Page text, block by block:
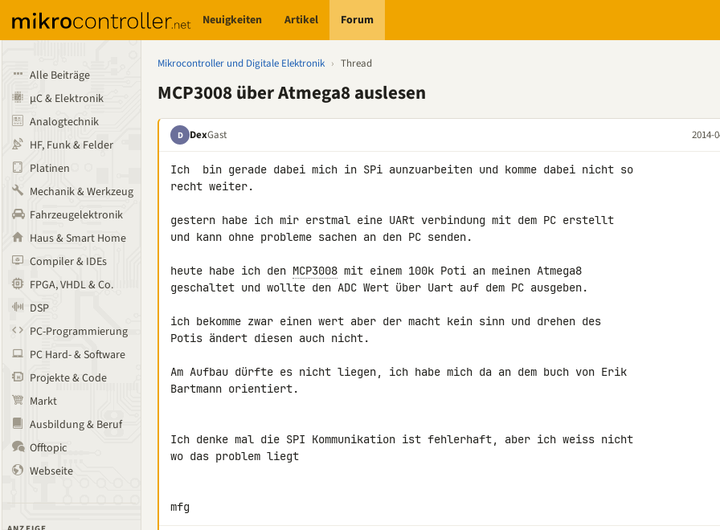
Neuigkeiten Artikel Forum
Alle Beiträge
µC & Elektronik
Analogtechnik
HF, Funk & Felder
Platinen
Mechanik & Werkzeug
Fahrzeugelektronik
Haus & Smart Home
Compiler & IDEs
FPGA, VHDL & Co.
DSP
PC-Programmierung
PC Hard- & Software
Projekte & Code
Markt
Ausbildung & Beruf
Offtopic
Webseite
Mikrocontroller und Digitale Elektronik › Thread
MCP3008 über Atmega8 auslesen
D DexGast 2014-
Ich  bin gerade dabei mich in SPi aunzuarbeiten und komme dabei nicht so
recht weiter.
gestern habe ich mir erstmal eine UARt verbindung mit dem PC erstellt
und kann ohne probleme sachen an den PC senden.
heute habe ich den MCP3008 mit einem 100k Poti an meinen Atmega8
geschaltet und wollte den ADC Wert über Uart auf dem PC ausgeben.
ich bekomme zwar einen wert aber der macht kein sinn und drehen des
Potis ändert diesen auch nicht.
Am Aufbau dürfte es nicht liegen, ich habe mich da an dem buch von Erik
Bartmann orientiert.
Ich denke mal die SPI Kommunikation ist fehlerhaft, aber ich weiss nicht
wo das problem liegt
mfg